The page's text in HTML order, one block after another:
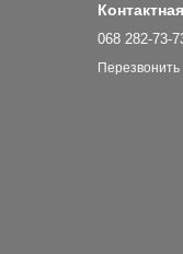
068 282-73-